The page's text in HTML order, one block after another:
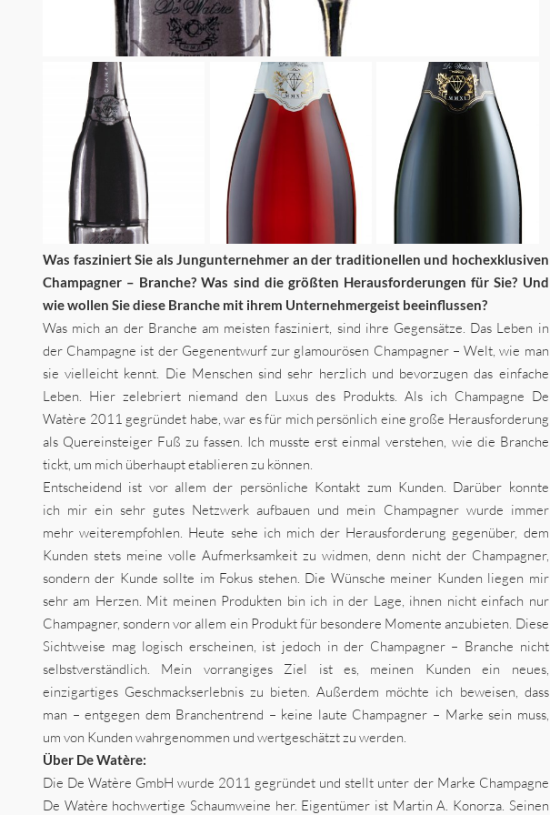
Was fasziniert Sie als Jungunternehmer an der traditionellen und hochexklusiven
Champagner – Branche? Was sind die größten Herausforderungen für Sie? Und
wie wollen Sie diese Branche mit ihrem Unternehmergeist beeinflussen?
Was mich an der Branche am meisten fasziniert, sind ihre Gegensätze. Das Leben in
der Champagne ist der Gegenentwurf zur glamourösen Champagner – Welt, wie man
sie vielleicht kennt. Die Menschen sind sehr herzlich und bevorzugen das einfache
Leben. Hier zelebriert niemand den Luxus des Produkts. Als ich Champagne De
Watère 2011 gegründet habe, war es für mich persönlich eine große Herausforderung
als Quereinsteiger Fuß zu fassen. Ich musste erst einmal verstehen, wie die Branche
tickt, um mich überhaupt etablieren zu können.
Entscheidend ist vor allem der persönliche Kontakt zum Kunden. Darüber konnte
ich mir ein sehr gutes Netzwerk aufbauen und mein Champagner wurde immer
mehr weiterempfohlen. Heute sehe ich mich der Herausforderung gegenüber, dem
Kunden stets meine volle Aufmerksamkeit zu widmen, denn nicht der Champagner,
sondern der Kunde sollte im Fokus stehen. Die Wünsche meiner Kunden liegen mir
sehr am Herzen. Mit meinen Produkten bin ich in der Lage, ihnen nicht einfach nur
Champagner, sondern vor allem ein Produkt für besondere Momente anzubieten. Diese
Sichtweise mag logisch erscheinen, ist jedoch in der Champagner – Branche nicht
selbstverständlich. Mein vorrangiges Ziel ist es, meinen Kunden ein neues,
einzigartiges Geschmackserlebnis zu bieten. Außerdem möchte ich beweisen, dass
man – entgegen dem Branchentrend – keine laute Champagner – Marke sein muss,
um von Kunden wahrgenommen und wertgeschätzt zu werden.
Über De Watère:
Die De Watère GmbH wurde 2011 gegründet und stellt unter der Marke Champagne
De Watère hochwertige Schaumweine her. Eigentümer ist Martin A. Konorza. Seinen